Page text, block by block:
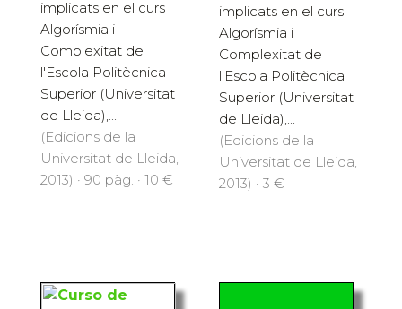
Després d'anys
d'experiència
acumulada en les
aules, els professors
implicats en el curs
Algorísmia i
Complexitat de
l'Escola Politècnica
Superior (Universitat
Després d'anys
d'experiència
acumulada en les
aules, els professors
implicats en el curs
Algorísmia i
Complexitat de
l'Escola Politècnica
Superior (Universitat